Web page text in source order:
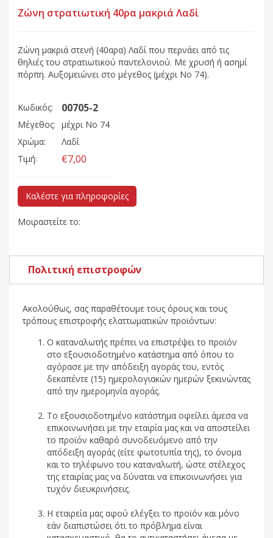
Ζώνη στρατιωτική 40ρα μακριά Λαδί
Ζώνη μακριά στενή (40αρα) Λαδί που περνάει από τις
θηλιές του στρατιωτικού παντελονιού. Με χρυσή ή ασημί
πόρπη. Αυξομειώνει στο μέγεθος (μέχρι Νο 74).
Κωδικός: 00705-2
Μέγεθος: μέχρι Νο 74
Χρώμα:
Λαδί
Τιμή:
€7,00
Καλέστε για πληροφορίες
Μοιραστείτε το:
Πολιτική επιστροφών
Ακολούθως, σας παραθέτουμε τους όρους και τους
τρόπους επιστροφής ελαττωματικών προϊόντων:
Ο καταναλωτής πρέπει να επιστρέψει το προϊόν
στο εξουσιοδοτημένο κατάστημα από όπου το
αγόρασε με την απόδειξη αγοράς του, εντός
δεκαπέντε (15) ημερολογιακών ημερών ξεκινώντας
από την ημερομηνία αγοράς.
Το εξουσιοδοτημένο κατάστημα οφείλει άμεσα να
επικοινωνήσει με την εταιρία μας και να αποστείλει
το προϊόν καθαρό συνοδευόμενο από την
απόδειξη αγοράς (είτε φωτοτυπία της), το όνομα
και το τηλέφωνο του καταναλωτή, ώστε στέλεχος
της εταιρίας μας να δύναται να επικοινωνήσει για
τυχόν διευκρινήσεις.
Η εταιρεία μας αφού ελέγξει το προϊόν και μόνο
εάν διαπιστώσει ότι το πρόβλημα είναι